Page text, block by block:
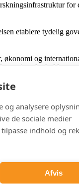
og analysere
de sociale medier
indhold og
Afvis
etablere tydelig
og
fastholdes.
stabil drift og
solid
erfaring
sikkert i relationen